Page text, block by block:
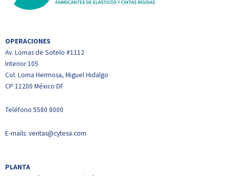
OPERACIONES
Av. Lomas de Sotelo #1112
Interior 105
Col. Loma Hermosa, Miguel Hidalgo
CP 11200 México DF
Teléfono 5580 8000
E-mails: ventas@cytesa.com
PLANTA